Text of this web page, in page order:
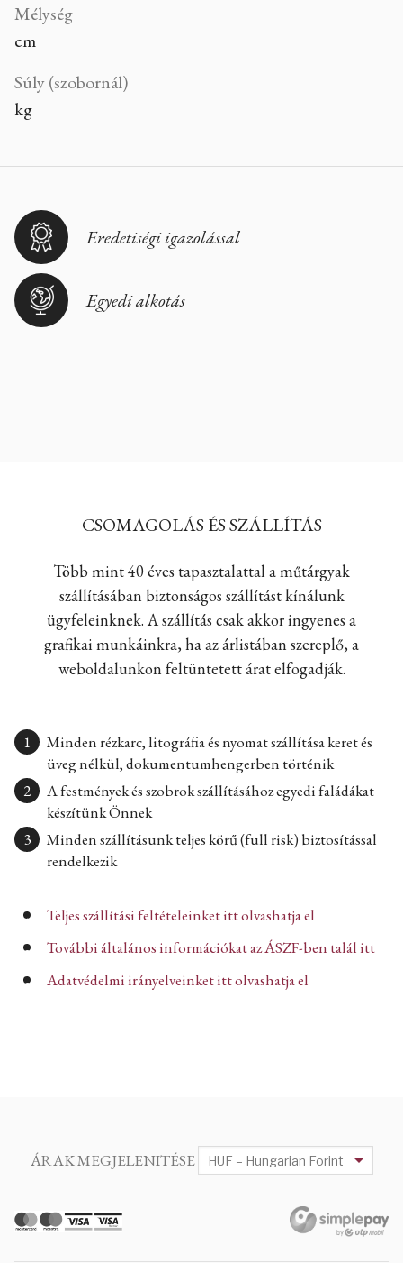
Mélység
cm
Súly (szobornál)
kg
Eredetiségi igazolással
Egyedi alkotás
CSOMAGOLÁS ÉS SZÁLLÍTÁS
Több mint 40 éves tapasztalattal a műtárgyak
szállításában biztonságos szállítást kínálunk
ügyfeleinknek. A szállítás csak akkor ingyenes a
grafikai munkáinkra, ha az árlistában szereplő, a
weboldalunkon feltüntetett árat elfogadják.
Minden rézkarc, litográfia és nyomat szállítása keret és
üveg nélkül, dokumentumhengerben történik
A festmények és szobrok szállításához egyedi faládákat
készítünk Önnek
Minden szállításunk teljes körű (full risk) biztosítással
rendelkezik
Teljes szállítási feltételeinket itt olvashatja el
További általános információkat az ÁSZF-ben talál itt
Adatvédelmi irányelveinket itt olvashatja el
ÁRAK MEGJELENITÉSE